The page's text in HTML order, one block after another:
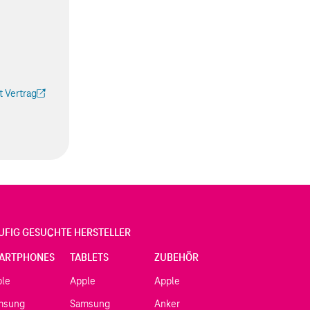
Vertrag
geöffnet)
GESUCHTE HERSTELLER
TABLETS
Apple
Samsung
ZUBEHÖR
Apple
Anker